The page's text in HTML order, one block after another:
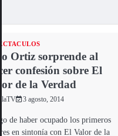
Ortiz sorprende al
confesión sobre El
de la Verdad
3 agosto, 2014
de haber ocupado los primeros
en sintonía con El Valor de la